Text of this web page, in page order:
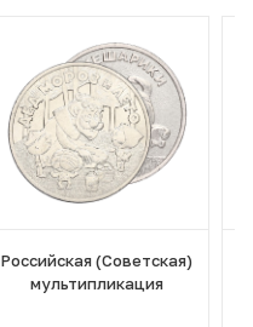
Российская (Советская)
мультипликация